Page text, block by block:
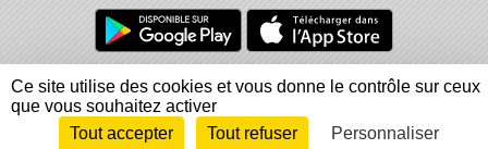
Charte cookies
Gestion des cookies
Informations légales
Signaler un contenu inapproprié
Envie de participer ?
Connexion
Ce site utilise des cookies et vous donne le contrôle sur ceux
que vous souhaitez activer
Tout accepter
Tout refuser Personnaliser